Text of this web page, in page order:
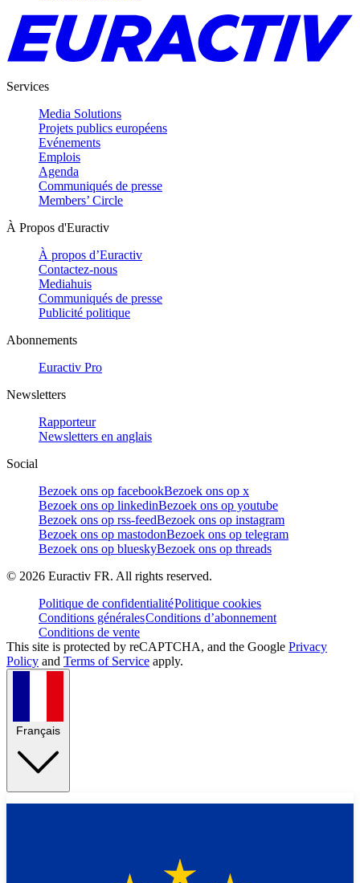
Services
Media Solutions
Projets publics européens
Evénements
Emplois
Agenda
Communiqués de presse
Members’ Circle
À Propos d'Euractiv
À propos d’Euractiv
Contactez-nous
Mediahuis
Communiqués de presse
Publicité politique
Abonnements
Euractiv Pro
Newsletters
Rapporteur
Newsletters en anglais
Social
Bezoek ons op facebookBezoek ons op x
Bezoek ons op linkedinBezoek ons op youtube
Bezoek ons op rss-feedBezoek ons op instagram
Bezoek ons op mastodonBezoek ons op telegram
Bezoek ons op blueskyBezoek ons op threads
© 2026 Euractiv FR. All rights reserved.
Politique de confidentialitéPolitique cookies
Conditions généralesConditions d’abonnement
Conditions de vente
This site is protected by reCAPTCHA, and the Google Privacy
Policy and Terms of Service apply.
Français